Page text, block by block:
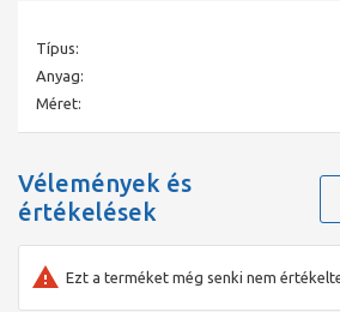
Típus:
Anyag:
Méret:
Vélemények és
értékelések
Ezt a terméket még senki nem